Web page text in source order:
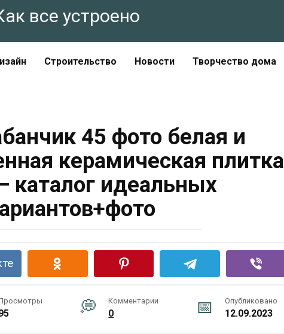
все устроено
Строительство Новости Творчество дома
45 фото белая и
керамическая плитка
каталог идеальных
Комментарии
0
Опубликовано
12.09.2023